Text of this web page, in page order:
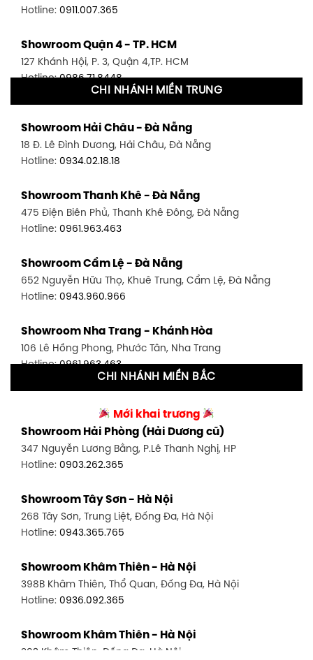
Hotline: 0911.007.365
Showroom Quận 4 - TP. HCM
127 Khánh Hội, P. 3, Quận 4,TP. HCM
Hotline:0986.71.8448
1411 Đường 3/2, P. 16, Quận 11, TP. HCM
Hotline:0906.256.759
1448 Huỳnh Tấn Phát, Phú Thuận, Quận 7, TP HCM
Hotline:0946.480.580
348 Đ. Bạch Đằng, P. 14, Bình Thạnh, TP HCM
Hotline:0902.716.230
591 Hoàng Văn Thụ, P. 4, Tân Bình, TP HCM
Hotline:0906.256.759
0986.71.8448
Showroom Thuận An - Bình Dương
66 đường DT743, An Phú, Thuận An, Bình Dương
Showroom Biên Hòa - Đồng Nai
452 Nguyễn Ái Quốc, Tân Tiến, TP. Biên Hòa, Đồng Nai
CHI NHÁNH MIỀN TRUNG
Showroom Hải Châu - Đà Nẵng
18 Đ. Lê Đình Dương, Hải Châu, Đà Nẵng
Hotline: 0934.02.18.18
Showroom Thanh Khê - Đà Nẵng
475 Điện Biên Phủ, Thanh Khê Đông, Đà Nẵng
Hotline: 0961.963.463
Showroom Cẩm Lệ - Đà Nẵng
652 Nguyễn Hữu Thọ, Khuê Trung, Cẩm Lệ, Đà Nẵng
Hotline: 0943.960.966
Showroom Nha Trang - Khánh Hòa
106 Lê Hồng Phong, Phước Tân, Nha Trang
Hotline:0961.963.463
27-29 Nguyễn Sỹ Sách, Hưng Bình, TP Vinh, Nghệ An
Hotline:0943.960.966
Showroom Buôn Ma Thuột
Hotline:0934.02.18.18
CHI NHÁNH MIỀN BẮC
Mới khai trương
Showroom Hải Phòng (Hải Dương cũ)
347 Nguyễn Lương Bằng, P.Lê Thanh Nghị, HP
Hotline: 0903.262.365
Showroom Tây Sơn - Hà Nội
268 Tây Sơn, Trung Liệt, Đống Đa, Hà Nội
Hotline: 0943.365.765
Showroom Khâm Thiên - Hà Nội
398B Khâm Thiên, Thổ Quan, Đống Đa, Hà Nội
Hotline: 0936.092.365
Showroom Khâm Thiên - Hà Nội
302 Khâm Thiên, Đống Đa, Hà Nội